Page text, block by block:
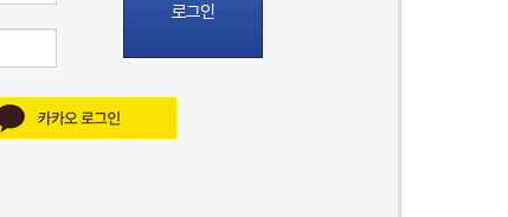
로그인